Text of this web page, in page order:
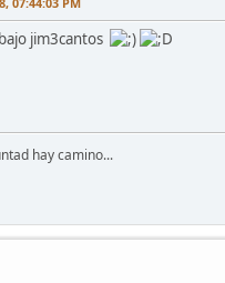
jim3cantos
hay camino...